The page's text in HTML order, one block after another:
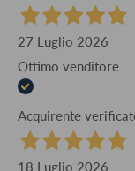
27 Luglio 2026
Ottimo venditore
Acquirente
18 Luglio 2026